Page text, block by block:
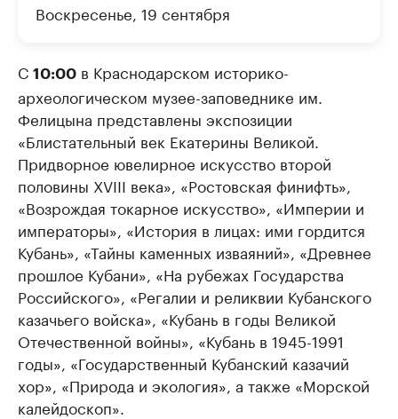
Воскресенье, 19 сентября
С 10:00 в Краснодарском историко-
археологическом музее-заповеднике им.
Фелицына представлены экспозиции
«Блистательный век Екатерины Великой.
Придворное ювелирное искусство второй
половины XVIII века», «Ростовская финифть»,
«Возрождая токарное искусство», «Империи и
императоры», «История в лицах: ими гордится
Кубань», «Тайны каменных изваяний», «Древнее
прошлое Кубани», «На рубежах Государства
Российского», «Регалии и реликвии Кубанского
казачьего войска», «Кубань в годы Великой
Отечественной войны», «Кубань в 1945-1991
годы», «Государственный Кубанский казачий
хор», «Природа и экология», а также «Морской
калейдоскоп».